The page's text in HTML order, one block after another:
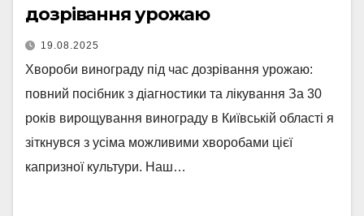
дозрівання урожаю
19.08.2025
Хвороби винограду під час дозрівання урожаю:
повний посібник з діагностики та лікування За 30
років вирощування винограду в Київській області я
зіткнувся з усіма можливими хворобами цієї
капризної культури. Наш…